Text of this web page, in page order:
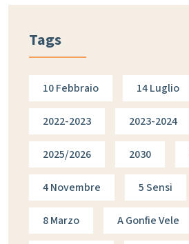
Tags
10 Febbraio 14 Luglio
2022-2023 2023-2024
2025/2026 2030
4 Novembre 5 Sensi
8 Marzo A Gonfie Vele